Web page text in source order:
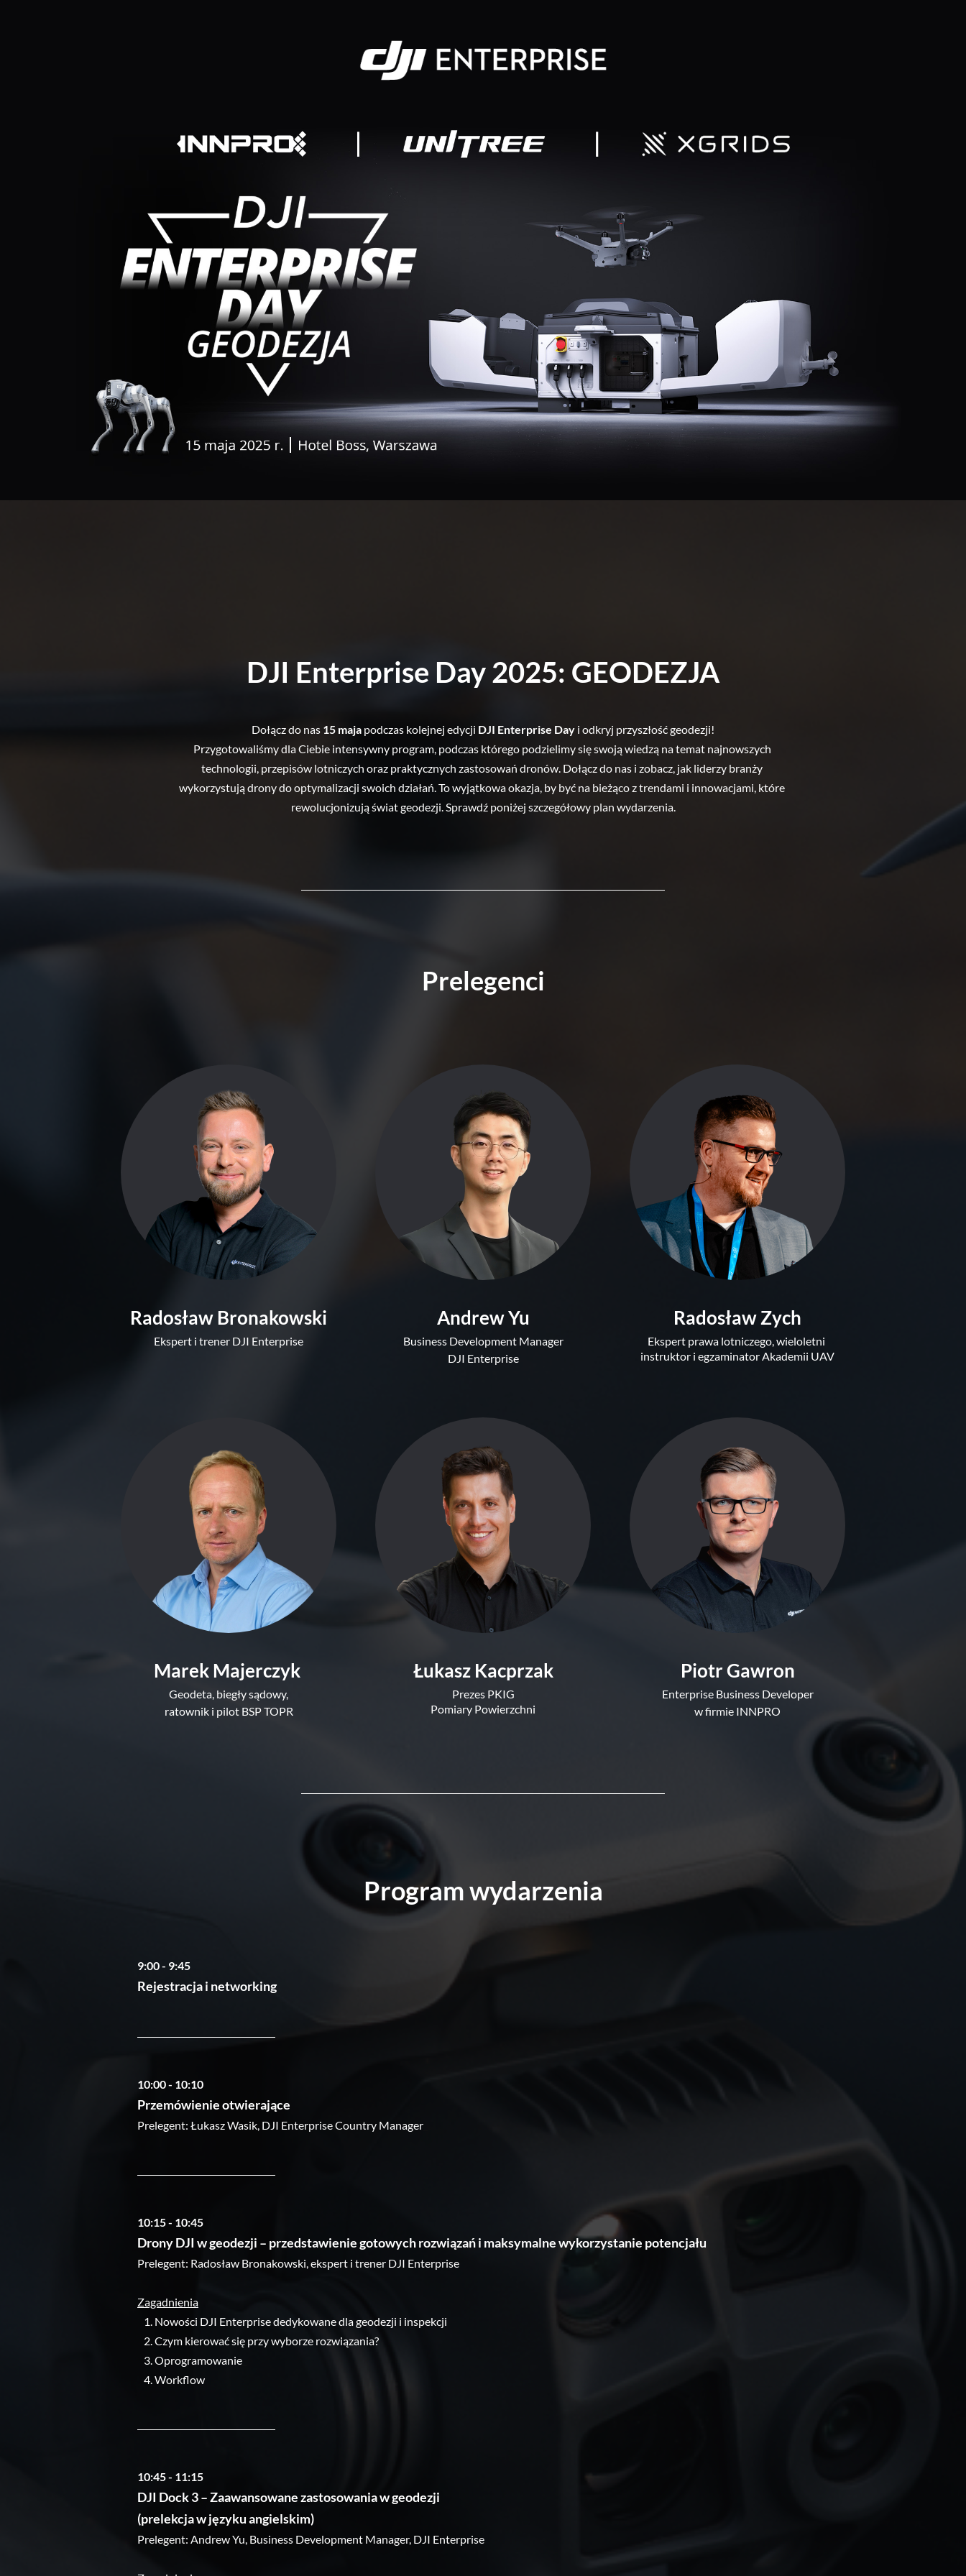
DJI Enterprise Day 2025: GEODEZJA
Dołącz do nas 15 maja podczas kolejnej edycji DJI Enterprise Day i odkryj przyszłość geodezji!
Przygotowaliśmy dla Ciebie intensywny program, podczas którego podzielimy się swoją wiedzą na temat najnowszych
technologii, przepisów lotniczych oraz praktycznych zastosowań dronów. Dołącz do nas i zobacz, jak liderzy branży
wykorzystują drony do optymalizacji swoich działań. To wyjątkowa okazja, by być na bieżąco z trendami i innowacjami, które
rewolucjonizują świat geodezji. Sprawdź poniżej szczegółowy plan wydarzenia.
Prelegenci
Radosław Bronakowski
Ekspert i trener DJI Enterprise
Andrew Yu
Business Development Manager
DJI Enterprise
Radosław Zych
Ekspert prawa lotniczego, wieloletni
instruktor i egzaminator Akademii UAV
Marek Majerczyk
Geodeta, biegły sądowy,
ratownik i pilot BSP TOPR
Łukasz Kacprzak
Prezes PKIG
Pomiary Powierzchni
Piotr Gawron
Enterprise Business Developer
w firmie INNPRO
Program wydarzenia
9:00 - 9:45
Rejestracja i networking
10:00 - 10:10
Przemówienie otwierające
Prelegent: Łukasz Wasik, DJI Enterprise Country Manager
10:15 - 10:45
Drony DJI w geodezji – przedstawienie gotowych rozwiązań i maksymalne wykorzystanie potencjału
Prelegent: Radosław Bronakowski, ekspert i trener DJI Enterprise
Zagadnienia
Nowości DJI Enterprise dedykowane dla geodezji i inspekcji
Czym kierować się przy wyborze rozwiązania?
Oprogramowanie
Workflow
10:45 - 11:15
DJI Dock 3 – Zaawansowane zastosowania w geodezji
(prelekcja w języku angielskim)
Prelegent: Andrew Yu, Business Development Manager, DJI Enterprise